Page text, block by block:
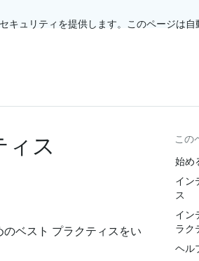
ュリティを提供します。このページは自
ィス
ベスト プラクティスをい
この
始め
イン
ス
イン
ラク
ヘル